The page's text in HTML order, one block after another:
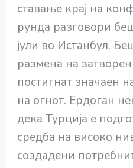
ставање крај на
рунда разговори
јули во Истанбул.
размена на
постигнат значаен
на огнот. Ердоган
дека Турција е
средба на високо
создадени